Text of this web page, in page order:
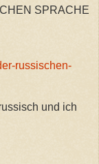
SPRACHE
russischen-
und ich